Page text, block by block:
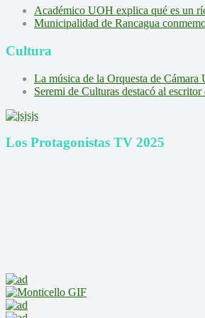
Académico UOH explica qué es un
Municipalidad de Rancagua
Cultura
La música de la Orquesta de
Seremi de Culturas destacó al
Los Protagonistas TV 2025